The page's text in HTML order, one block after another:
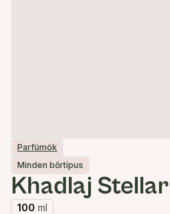
Parfümök
Minden bőrtípus
Khadlaj
100 ml